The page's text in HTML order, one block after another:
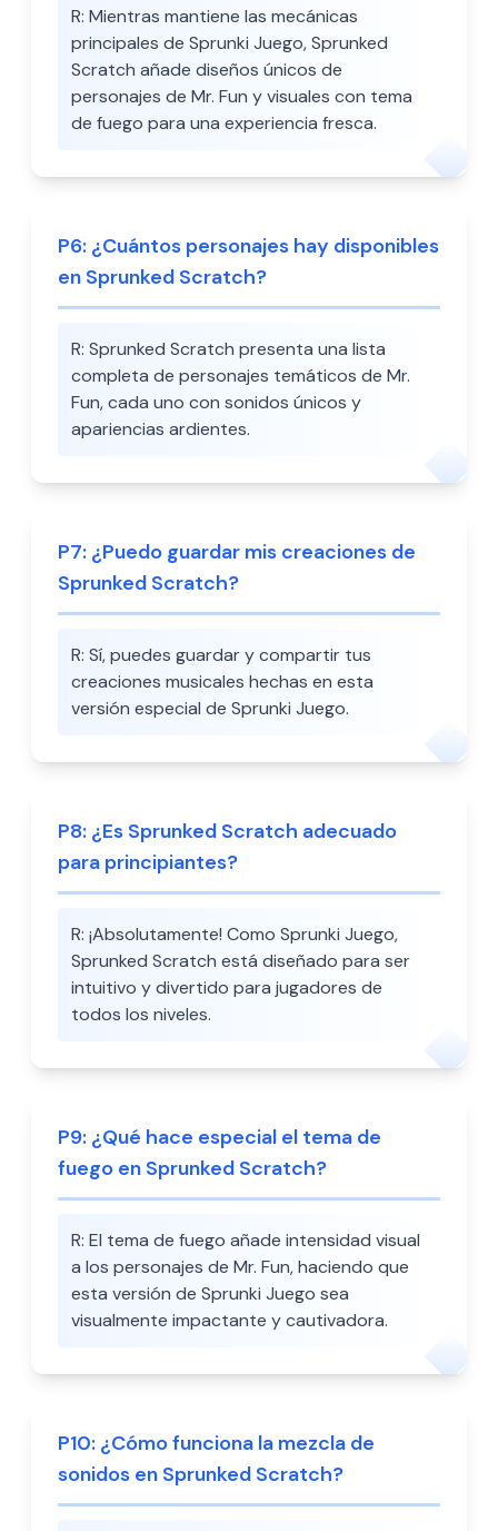
R: Mientras mantiene las mecánicas
principales de Sprunki Juego, Sprunked
Scratch añade diseños únicos de
personajes de Mr. Fun y visuales con tema
de fuego para una experiencia fresca.
P6: ¿Cuántos personajes hay disponibles
en Sprunked Scratch?
R: Sprunked Scratch presenta una lista
completa de personajes temáticos de Mr.
Fun, cada uno con sonidos únicos y
apariencias ardientes.
P7: ¿Puedo guardar mis creaciones de
Sprunked Scratch?
R: Sí, puedes guardar y compartir tus
creaciones musicales hechas en esta
versión especial de Sprunki Juego.
P8: ¿Es Sprunked Scratch adecuado
para principiantes?
R: ¡Absolutamente! Como Sprunki Juego,
Sprunked Scratch está diseñado para ser
intuitivo y divertido para jugadores de
todos los niveles.
P9: ¿Qué hace especial el tema de
fuego en Sprunked Scratch?
R: El tema de fuego añade intensidad visual
a los personajes de Mr. Fun, haciendo que
esta versión de Sprunki Juego sea
visualmente impactante y cautivadora.
P10: ¿Cómo funciona la mezcla de
sonidos en Sprunked Scratch?